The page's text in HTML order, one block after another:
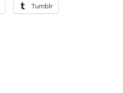
Tumblr